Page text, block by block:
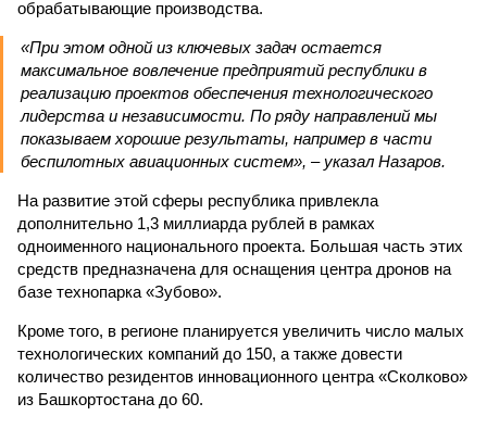
обрабатывающие производства.
«При этом одной из ключевых задач остается
максимальное вовлечение предприятий республики в
реализацию проектов обеспечения технологического
лидерства и независимости. По ряду направлений мы
показываем хорошие результаты, например в части
беспилотных авиационных систем», – указал Назаров.
На развитие этой сферы республика привлекла
дополнительно 1,3 миллиарда рублей в рамках
одноименного национального проекта. Большая часть этих
средств предназначена для оснащения центра дронов на
базе технопарка «Зубово».
Кроме того, в регионе планируется увеличить число малых
технологических компаний до 150, а также довести
количество резидентов инновационного центра «Сколково»
из Башкортостана до 60.